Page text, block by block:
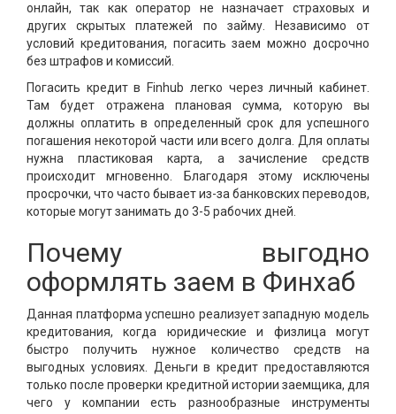
онлайн, так как оператор не назначает страховых и
других скрытых платежей по займу. Независимо от
условий кредитования, погасить заем можно досрочно
без штрафов и комиссий.
Погасить кредит в Finhub легко через личный кабинет.
Там будет отражена плановая сумма, которую вы
должны оплатить в определенный срок для успешного
погашения некоторой части или всего долга. Для оплаты
нужна пластиковая карта, а зачисление средств
происходит мгновенно. Благодаря этому исключены
просрочки, что часто бывает из-за банковских переводов,
которые могут занимать до 3-5 рабочих дней.
Почему выгодно
оформлять заем в Финхаб
Данная платформа успешно реализует западную модель
кредитования, когда юридические и физлица могут
быстро получить нужное количество средств на
выгодных условиях. Деньги в кредит предоставляются
только после проверки кредитной истории заемщика, для
чего у компании есть разнообразные инструменты